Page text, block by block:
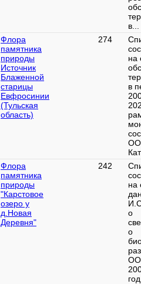
в...
Флора
памятника
природы
Источник
Блаженной
старицы
Евфросинии
(Тульская
область)
274
на
в
Флора
памятника
природы
"Карстовое
озеро у
д.Новая
Деревня"
242
на
о
о